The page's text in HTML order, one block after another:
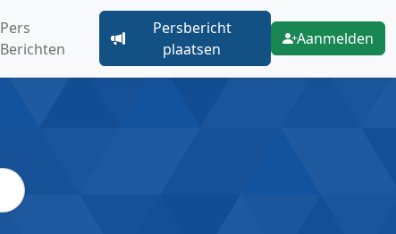
Pers
Berichten
Persbericht
plaatsen
Aanmelden